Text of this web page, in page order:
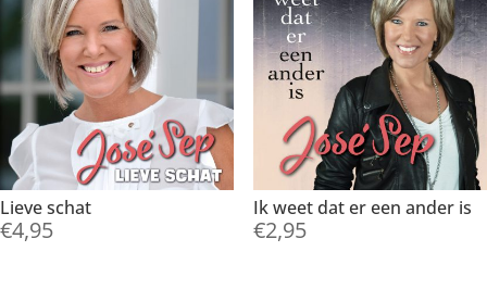
Lieve schat
€4,95
Ik weet dat er een ander is
€2,95